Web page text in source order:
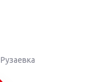
Рузаевка